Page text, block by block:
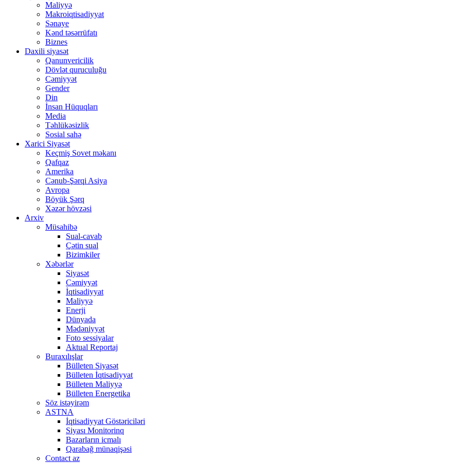
Maliyyə
Makroiqtisadiyyat
Sənaye
Kənd təsərrüfatı
Biznes
Daxili siyasət
Qanunvericilik
Dövlət quruculuğu
Cəmiyyət
Gender
Din
İnsan Hüquqları
Media
Təhlükəsizlik
Sosial sahə
Xarici Siyasət
Keçmiş Sovet məkanı
Qafqaz
Amerika
Cənub-Şərqi Asiya
Avropa
Böyük Şərq
Xəzər hövzəsi
Arxiv
Müsahibə
Sual-cavab
Çətin sual
Bizimkiler
Xəbərlər
Siyasət
Cəmiyyət
İqtisadiyyat
Maliyyə
Enerji
Dünyada
Mədəniyyət
Foto sessiyalar
Aktual Reportaj
Buraxılışlar
Bülleten Siyasət
Bülleten İqtisadiyyat
Bülleten Maliyyə
Bülleten Energetika
Söz istəyirəm
ASTNA
İqtisadiyyat Göstəriciləri
Siyası Monitorinq
Bazarların icmalı
Qarabağ münaqişəsi
Contact az